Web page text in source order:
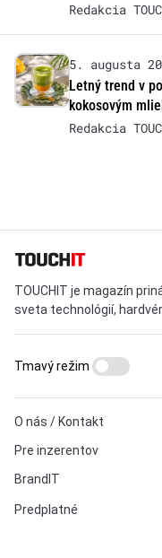
Redakcia
5. augusta
Letný trend v
kokosovým
Redakcia
TOUCHIT je magazín
sveta technológií,
O nás / Kontakt
Pre inzerentov
BrandIT
Predplatné
Tmavý režim